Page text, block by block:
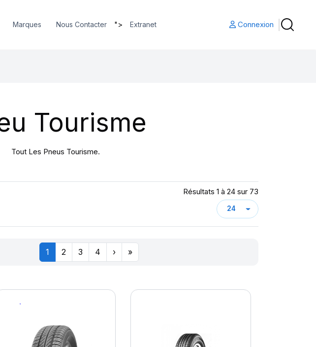
Marques Nous Contacter "> Extranet Connexion
Tourisme
Tout Les Pneus Tourisme.
Résultats 1 à 24 sur 73
1 2 3 4 › »